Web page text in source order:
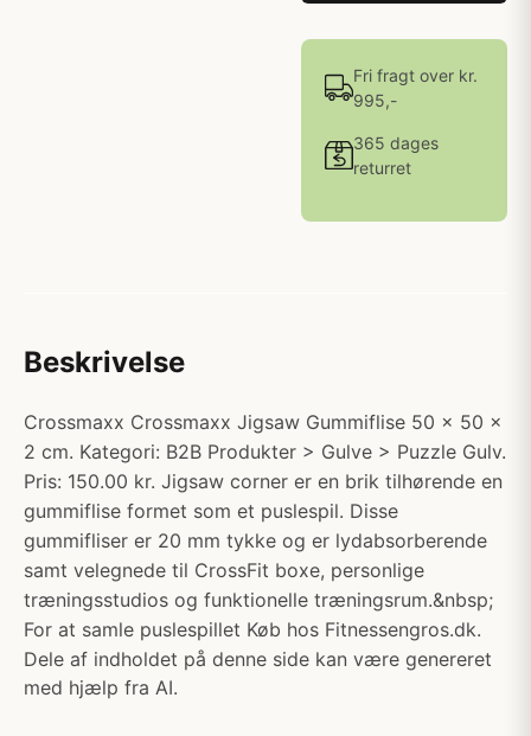
Fri fragt over kr.
995,-
365 dages
returret
Beskrivelse
Crossmaxx Crossmaxx Jigsaw Gummiflise 50 x 50 x
2 cm. Kategori: B2B Produkter > Gulve > Puzzle Gulv.
Pris: 150.00 kr. Jigsaw corner er en brik tilhørende en
gummiflise formet som et puslespil. Disse
gummifliser er 20 mm tykke og er lydabsorberende
samt velegnede til CrossFit boxe, personlige
træningsstudios og funktionelle træningsrum.&nbsp;
For at samle puslespillet Køb hos Fitnessengros.dk.
Dele af indholdet på denne side kan være genereret
med hjælp fra AI.